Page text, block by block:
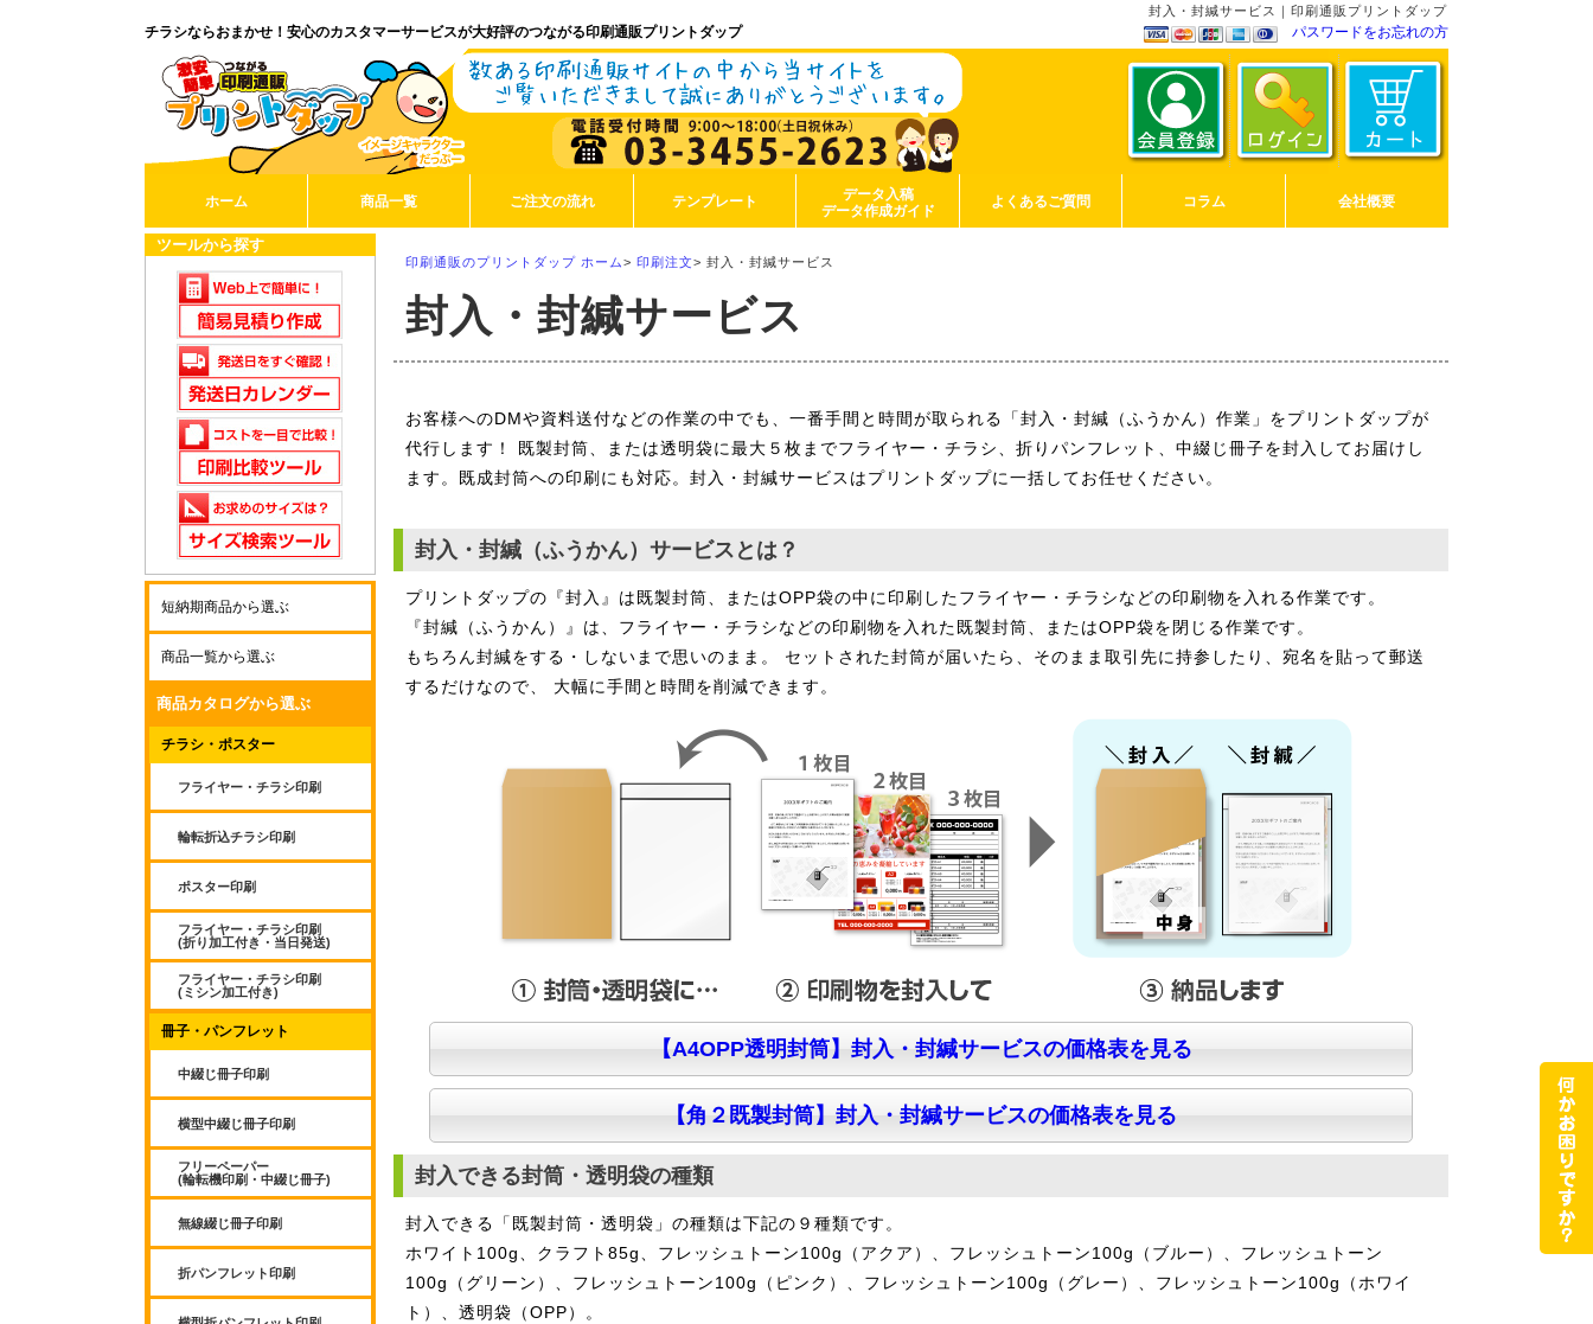
封入・封緘サービス｜印刷通販プリントダップ
パスワードをお忘れの方
チラシならおまかせ！安心のカスタマーサービスが大好評のつながる印刷通販プリントダップ
ホーム 商品一覧 ご注文の流れ テンプレート
データ入稿
データ作成ガイド
よくあるご質問 コラム 会社概要
印刷通販のプリントダップ ホーム> 印刷注文> 封入・封緘サービス
封入・封緘サービス
お客様へのDMや資料送付などの作業の中でも、一番手間と時間が取られる「封入・封緘（ふうかん）作業」をプリントダップが
代行します！ 既製封筒、または透明袋に最大５枚までフライヤー・チラシ、折りパンフレット、中綴じ冊子を封入してお届けし
ます。既成封筒への印刷にも対応。封入・封緘サービスはプリントダップに一括してお任せください。
封入・封緘（ふうかん）サービスとは？
プリントダップの『封入』は既製封筒、またはOPP袋の中に印刷したフライヤー・チラシなどの印刷物を入れる作業です。
『封緘（ふうかん）』は、フライヤー・チラシなどの印刷物を入れた既製封筒、またはOPP袋を閉じる作業です。
もちろん封緘をする・しないまで思いのまま。 セットされた封筒が届いたら、そのまま取引先に持参したり、宛名を貼って郵送
するだけなので、 大幅に手間と時間を削減できます。
【A4OPP透明封筒】封入・封緘サービスの価格表を見る
【角２既製封筒】封入・封緘サービスの価格表を見る
封入できる封筒・透明袋の種類
封入できる「既製封筒・透明袋」の種類は下記の９種類です。
ホワイト100g、クラフト85g、フレッシュトーン100g（アクア）、フレッシュトーン100g（ブルー）、フレッシュトーン
100g（グリーン）、フレッシュトーン100g（ピンク）、フレッシュトーン100g（グレー）、フレッシュトーン100g（ホワイ
ト）、透明袋（OPP）。
ツールから探す
短納期商品から選ぶ
商品一覧から選ぶ
商品カタログから選ぶ
チラシ・ポスター
フライヤー・チラシ印刷
輪転折込チラシ印刷
ポスター印刷
フライヤー・チラシ印刷
(折り加工付き・当日発送)
フライヤー・チラシ印刷
(ミシン加工付き)
冊子・パンフレット
中綴じ冊子印刷
横型中綴じ冊子印刷
フリーペーパー
(輪転機印刷・中綴じ冊子)
無線綴じ冊子印刷
折パンフレット印刷